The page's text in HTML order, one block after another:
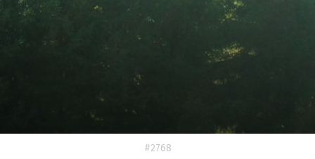
#2768